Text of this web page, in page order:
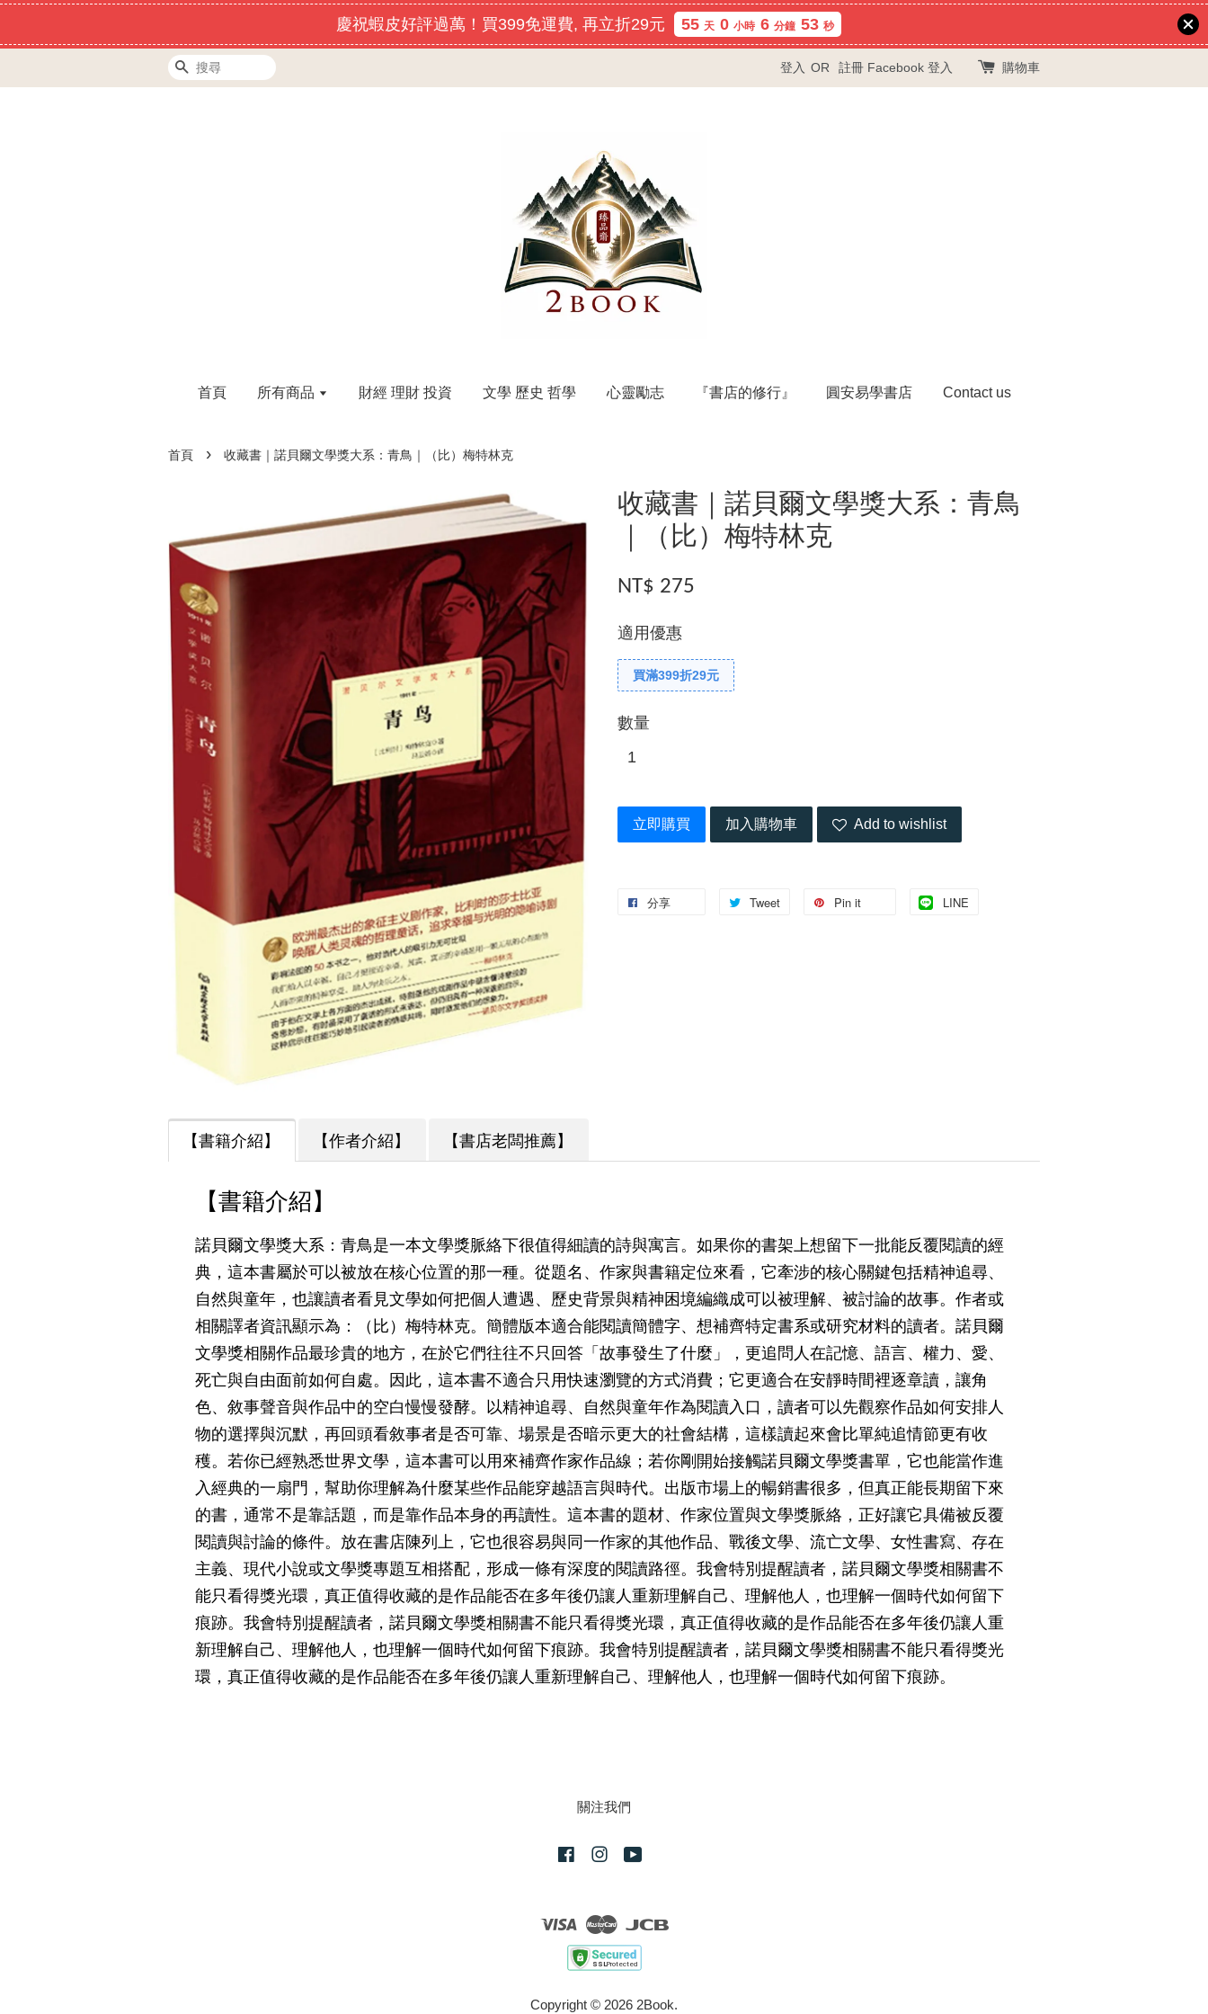
慶祝蝦皮好評過萬！買399免運費, 再立折29元 55 天 0 小時 6 分鐘 52 秒
搜尋 登入 OR 註冊 Facebook 登入 購物車
首頁 所有商品 財經 理財 投資 文學 歷史 哲學 心靈勵志 『書店的修行』 圓安易學書店 Contact us
首頁 › 收藏書｜諾貝爾文學獎大系：青鳥｜（比）梅特林克
收藏書｜諾貝爾文學獎大系：青鳥
｜（比）梅特林克
NT$ 275
適用優惠
買滿399折29元
數量
立即購買 加入購物車 Add to wishlist
分享 Tweet Pin it LINE
【書籍介紹】 【作者介紹】 【書店老闆推薦】
【書籍介紹】
諾貝爾文學獎大系：青鳥是一本文學獎脈絡下很值得細讀的詩與寓言。如果你的書架上想留下一批能反覆閱讀的經
典，這本書屬於可以被放在核心位置的那一種。從題名、作家與書籍定位來看，它牽涉的核心關鍵包括精神追尋、
自然與童年，也讓讀者看見文學如何把個人遭遇、歷史背景與精神困境編織成可以被理解、被討論的故事。作者或
相關譯者資訊顯示為：（比）梅特林克。簡體版本適合能閱讀簡體字、想補齊特定書系或研究材料的讀者。諾貝爾
文學獎相關作品最珍貴的地方，在於它們往往不只回答「故事發生了什麼」，更追問人在記憶、語言、權力、愛、
死亡與自由面前如何自處。因此，這本書不適合只用快速瀏覽的方式消費；它更適合在安靜時間裡逐章讀，讓角
色、敘事聲音與作品中的空白慢慢發酵。以精神追尋、自然與童年作為閱讀入口，讀者可以先觀察作品如何安排人
物的選擇與沉默，再回頭看敘事者是否可靠、場景是否暗示更大的社會結構，這樣讀起來會比單純追情節更有收
穫。若你已經熟悉世界文學，這本書可以用來補齊作家作品線；若你剛開始接觸諾貝爾文學獎書單，它也能當作進
入經典的一扇門，幫助你理解為什麼某些作品能穿越語言與時代。出版市場上的暢銷書很多，但真正能長期留下來
的書，通常不是靠話題，而是靠作品本身的再讀性。這本書的題材、作家位置與文學獎脈絡，正好讓它具備被反覆
閱讀與討論的條件。放在書店陳列上，它也很容易與同一作家的其他作品、戰後文學、流亡文學、女性書寫、存在
主義、現代小說或文學獎專題互相搭配，形成一條有深度的閱讀路徑。我會特別提醒讀者，諾貝爾文學獎相關書不
能只看得獎光環，真正值得收藏的是作品能否在多年後仍讓人重新理解自己、理解他人，也理解一個時代如何留下
痕跡。我會特別提醒讀者，諾貝爾文學獎相關書不能只看得獎光環，真正值得收藏的是作品能否在多年後仍讓人重
新理解自己、理解他人，也理解一個時代如何留下痕跡。我會特別提醒讀者，諾貝爾文學獎相關書不能只看得獎光
環，真正值得收藏的是作品能否在多年後仍讓人重新理解自己、理解他人，也理解一個時代如何留下痕跡。
關注我們
FacebookInstagram
Visa Master
Copyright © 2026 2Book.